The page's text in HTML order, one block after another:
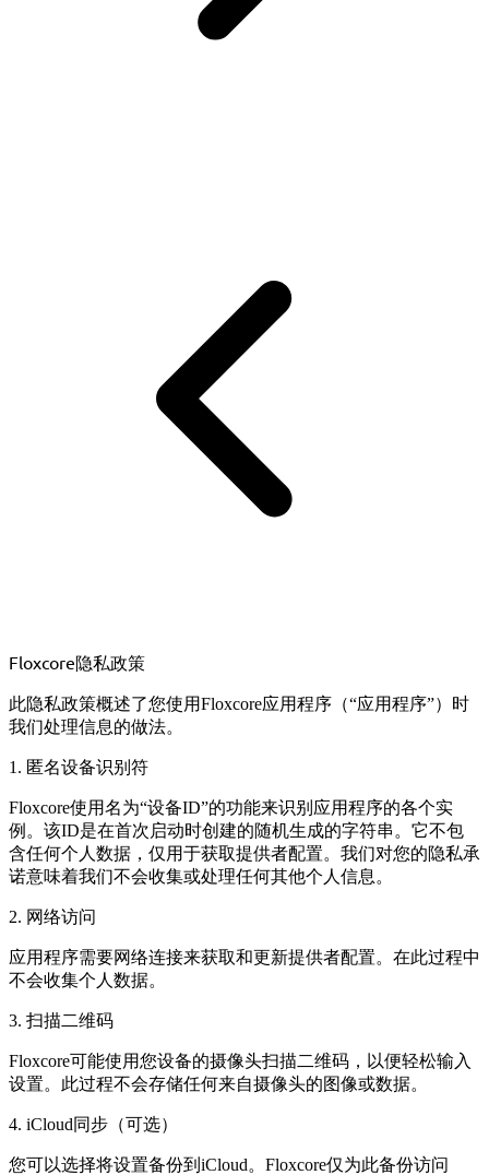
Floxcore隐私政策
此隐私政策概述了您使用Floxcore应用程序（“应用程序”）时
我们处理信息的做法。
1. 匿名设备识别符
Floxcore使用名为“设备ID”的功能来识别应用程序的各个实
例。该ID是在首次启动时创建的随机生成的字符串。它不包
含任何个人数据，仅用于获取提供者配置。我们对您的隐私承
诺意味着我们不会收集或处理任何其他个人信息。
2. 网络访问
应用程序需要网络连接来获取和更新提供者配置。在此过程中
不会收集个人数据。
3. 扫描二维码
Floxcore可能使用您设备的摄像头扫描二维码，以便轻松输入
设置。此过程不会存储任何来自摄像头的图像或数据。
4. iCloud同步（可选）
您可以选择将设置备份到iCloud。Floxcore仅为此备份访问